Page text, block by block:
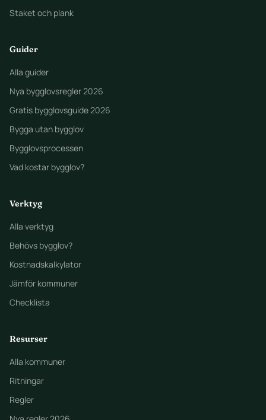
Staket och plank
Guider
Alla guider
Nya bygglovsregler 2026
Gratis bygglovsguide 2026
Bygga utan bygglov
Bygglovsprocessen
Vad kostar bygglov?
Verktyg
Alla verktyg
Behövs bygglov?
Kostnadskalkylator
Jämför kommuner
Checklista
Resurser
Alla kommuner
Ritningar
Regler